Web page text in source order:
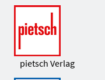
pietsch Verlag